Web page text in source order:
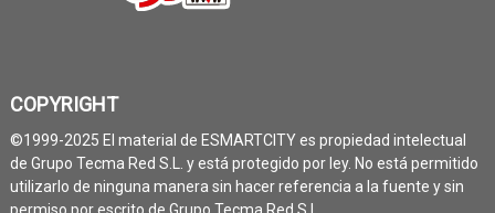
COPYRIGHT
©1999-2025 El material de ESMARTCITY es propiedad intelectual
de Grupo Tecma Red S.L. y está protegido por ley. No está permitido
utilizarlo de ninguna manera sin hacer referencia a la fuente y sin